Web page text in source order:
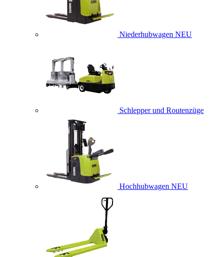
Niederhubwagen NEU
Schlepper und Routenzüge
Hochhubwagen NEU